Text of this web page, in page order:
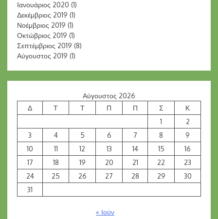
Ιανουάριος 2020 (1)
Δεκέμβριος 2019 (1)
Νοέμβριος 2019 (1)
Οκτώβριος 2019 (1)
Σεπτέμβριος 2019 (8)
Αύγουστος 2019 (1)
Αύγουστος 2026
Δ
Τ Τ Π Π Σ
Κ
1
2
3
4 5 6 7 8
9
10
11 12 13 14 15
16
17
18 19 20 21 22
23
24
25 26 27 28 29
30
31
« Ιούν